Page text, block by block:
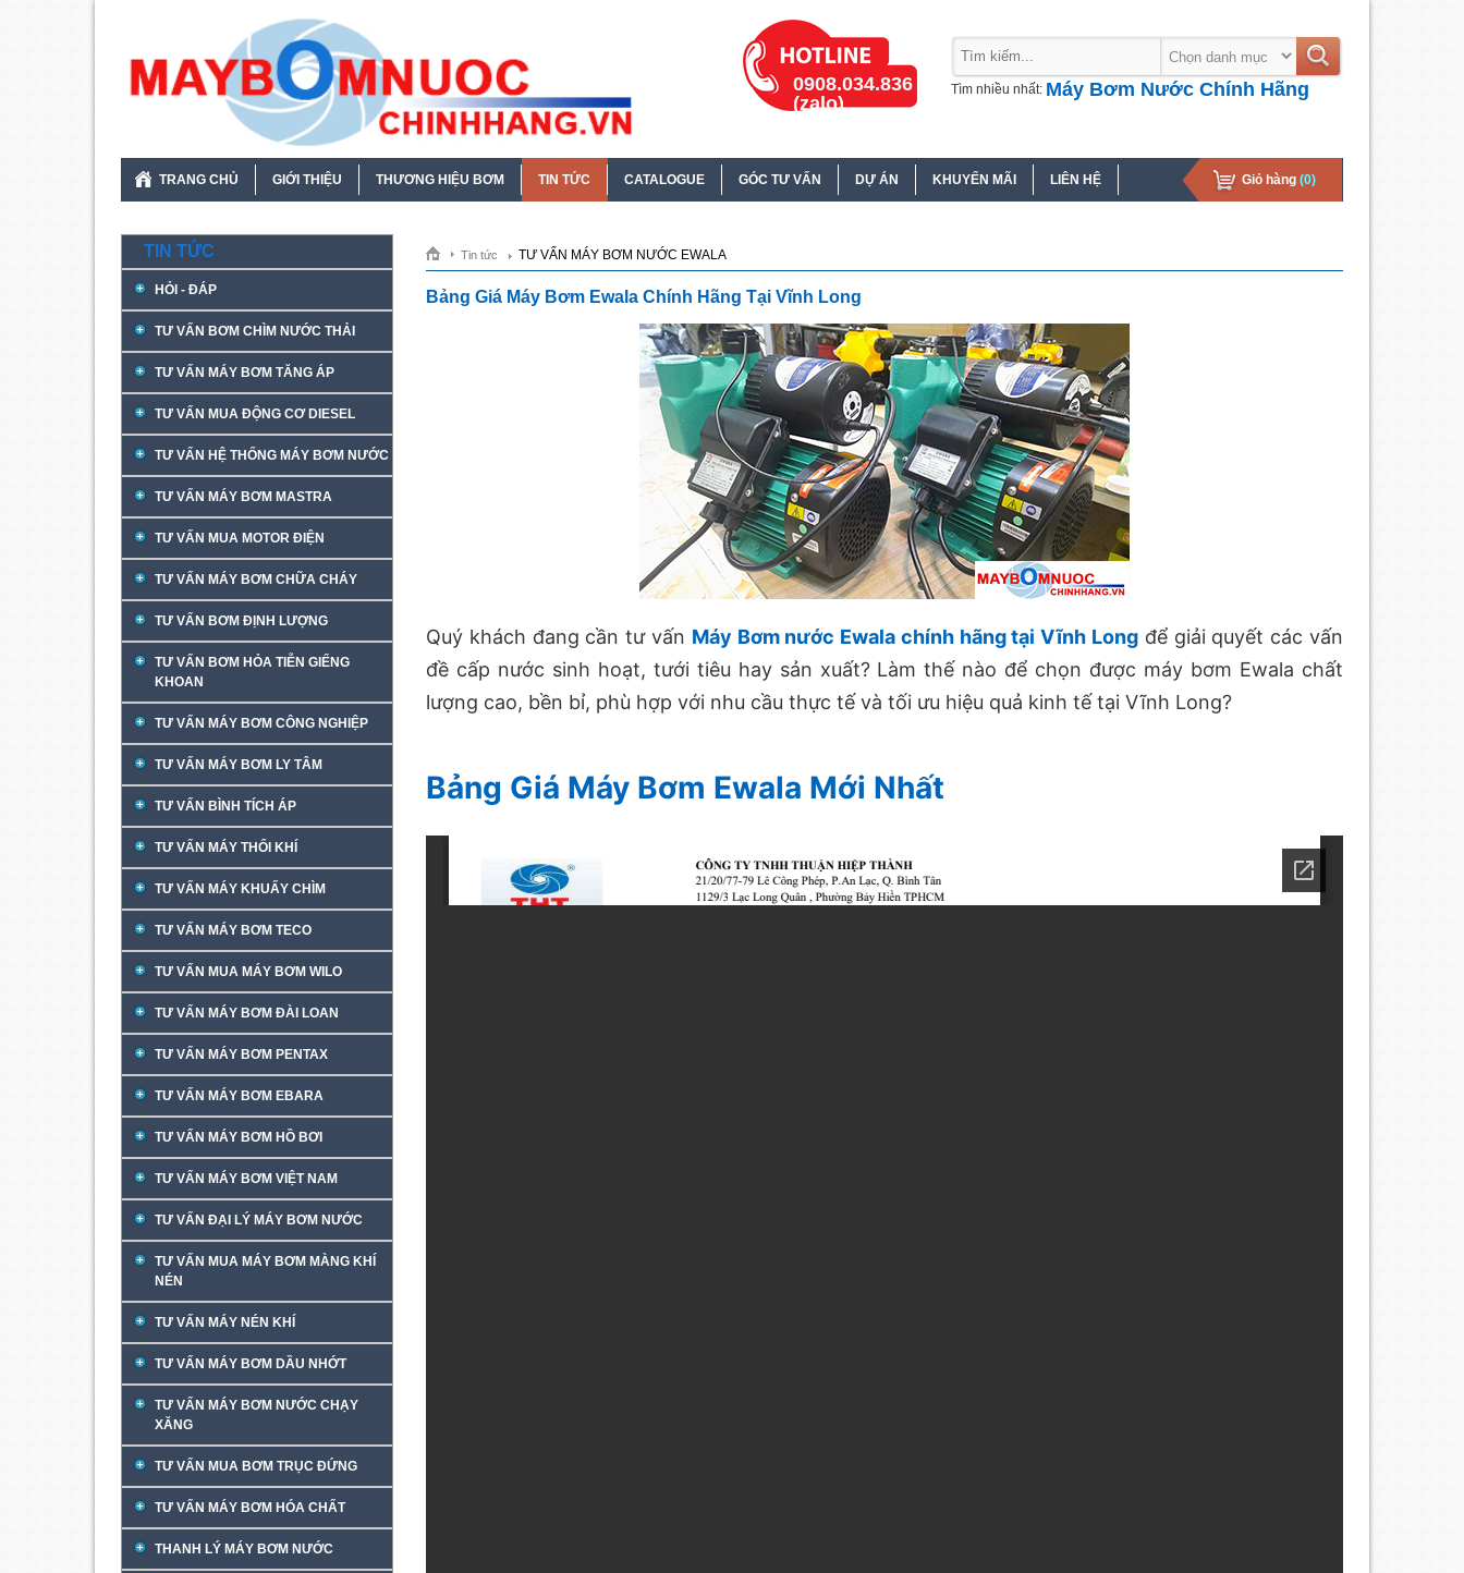
Tìm nhiều nhất: Máy Bơm Nước Chính Hãng
0908.034.836
(zalo)
TRANG CHỦ GIỚI THIỆU THƯƠNG HIỆU BƠM TIN TỨC CATALOGUE GÓC TƯ VẤN DỰ ÁN KHUYẾN MÃI LIÊN HỆ Giỏ hàng (0)
TIN TỨC
HỎI - ĐÁP
TƯ VẤN BƠM CHÌM NƯỚC THẢI
TƯ VẤN MÁY BƠM TĂNG ÁP
TƯ VẤN MUA ĐỘNG CƠ DIESEL
TƯ VẤN HỆ THỐNG MÁY BƠM NƯỚC
TƯ VẤN MÁY BƠM MASTRA
TƯ VẤN MUA MOTOR ĐIỆN
TƯ VẤN MÁY BƠM CHỮA CHÁY
TƯ VẤN BƠM ĐỊNH LƯỢNG
TƯ VẤN BƠM HỎA TIỄN GIẾNG
KHOAN
TƯ VẤN MÁY BƠM CÔNG NGHIỆP
TƯ VẤN MÁY BƠM LY TÂM
TƯ VẤN BÌNH TÍCH ÁP
TƯ VẤN MÁY THỔI KHÍ
TƯ VẤN MÁY KHUẤY CHÌM
TƯ VẤN MÁY BƠM TECO
TƯ VẤN MUA MÁY BƠM WILO
TƯ VẤN MÁY BƠM ĐÀI LOAN
TƯ VẤN MÁY BƠM PENTAX
TƯ VẤN MÁY BƠM EBARA
TƯ VẤN MÁY BƠM HỒ BƠI
TƯ VẤN MÁY BƠM VIỆT NAM
TƯ VẤN ĐẠI LÝ MÁY BƠM NƯỚC
TƯ VẤN MUA MÁY BƠM MÀNG KHÍ
NÉN
TƯ VẤN MÁY NÉN KHÍ
TƯ VẤN MÁY BƠM DẦU NHỚT
TƯ VẤN MÁY BƠM NƯỚC CHẠY
XĂNG
TƯ VẤN MUA BƠM TRỤC ĐỨNG
TƯ VẤN MÁY BƠM HÓA CHẤT
THANH LÝ MÁY BƠM NƯỚC
Tin tức TƯ VẤN MÁY BƠM NƯỚC EWALA
Bảng Giá Máy Bơm Ewala Chính Hãng Tại Vĩnh Long
Quý khách đang cần tư vấn Máy Bơm nước Ewala chính hãng tại Vĩnh Long để giải quyết các vấn
đề cấp nước sinh hoạt, tưới tiêu hay sản xuất? Làm thế nào để chọn được máy bơm Ewala chất
lượng cao, bền bỉ, phù hợp với nhu cầu thực tế và tối ưu hiệu quả kinh tế tại Vĩnh Long?
Bảng Giá Máy Bơm Ewala Mới Nhất